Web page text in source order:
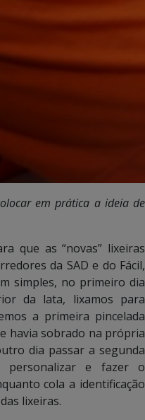
em prática a ideia de
que as “novas” lixeiras
da SAD e do Fácil,
simples, no primeiro dia
da lata, lixamos para
a primeira pincelada
havia sobrado na própria
dia passar a segunda
e fazer o
cola a identificação
lixeiras.